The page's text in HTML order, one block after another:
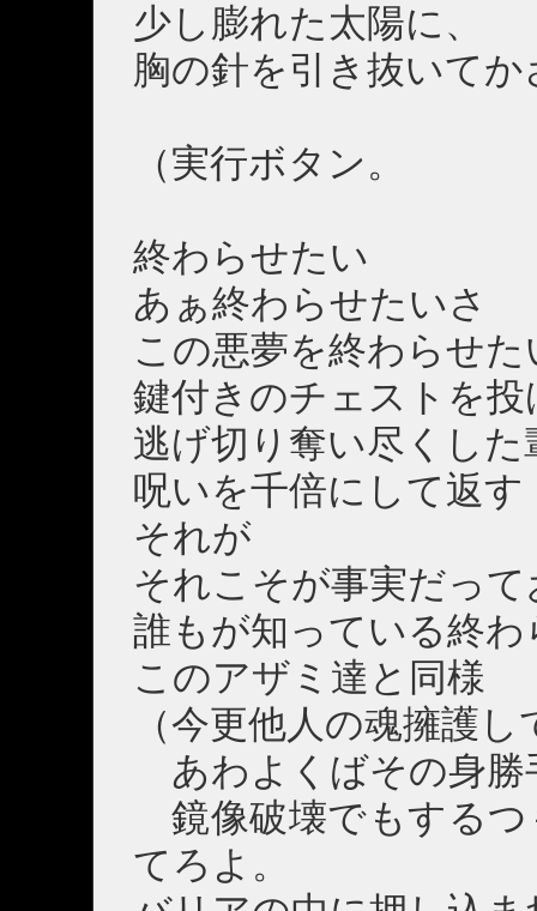
少し膨れた太陽に、
胸の針を引き抜いて
（実行ボタン。
終わらせたい
あぁ終わらせたいさ
この悪夢を終わらせた
鍵付きのチェストを投
逃げ切り奪い尽くした
呪いを千倍にして返す
それが
それこそが事実だっ
誰もが知っている終わ
このアザミ達と同様
（今更他人の魂擁護し
あわよくばその身勝
鏡像破壊でもするつ
てろよ。